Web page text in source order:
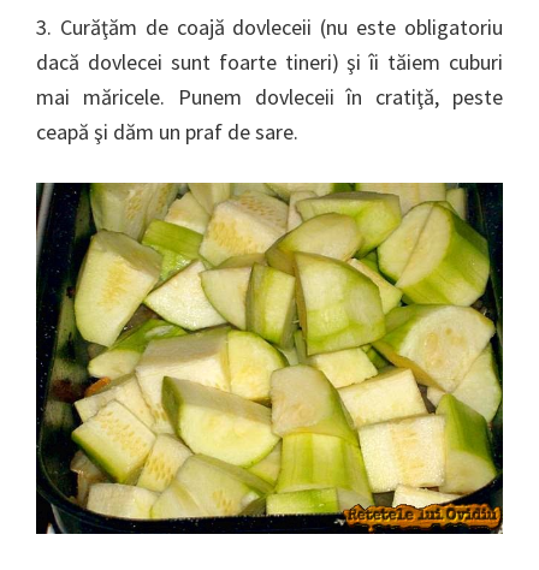
3. Curăţăm de coajă dovleceii (nu este obligatoriu
dacă dovlecei sunt foarte tineri) şi îi tăiem cuburi
mai măricele. Punem dovleceii în cratiţă, peste
ceapă şi dăm un praf de sare.